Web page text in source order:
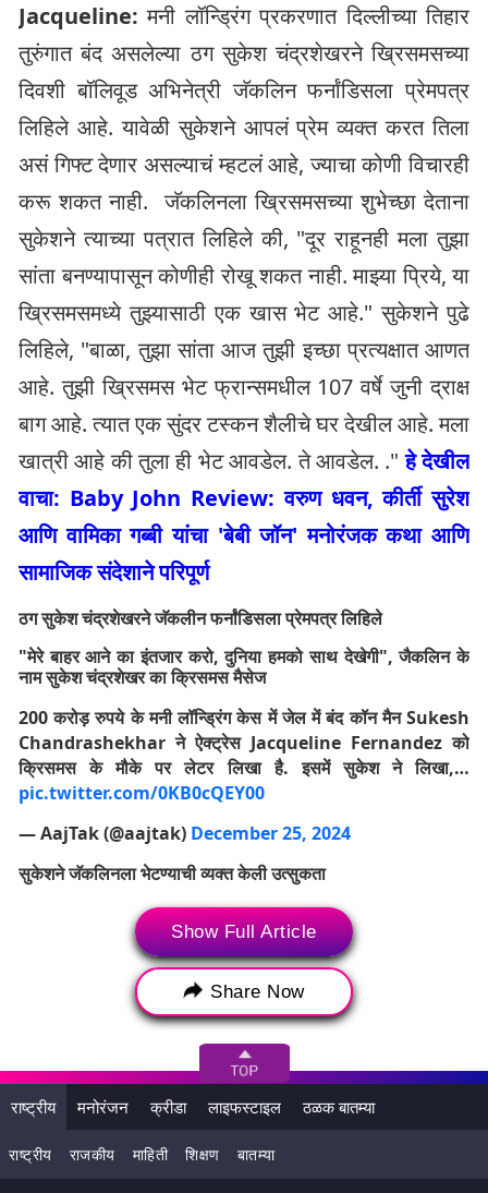
Jacqueline:मनी लॉन्ड्रिंग प्रकरणात दिल्लीच्या तिहार
तुरुंगात बंद असलेल्या ठग सुकेश चंद्रशेखरने ख्रिसमसच्या
दिवशी बॉलिवूड अभिनेत्री जॅकलिन फर्नांडिसला प्रेमपत्र
लिहिले आहे. यावेळी सुकेशने आपलं प्रेम व्यक्त करत तिला
असं गिफ्ट देणार असल्याचं म्हटलं आहे, ज्याचा कोणी विचारही
करू शकत नाही. जॅकलिनला ख्रिसमसच्या शुभेच्छा देताना
सुकेशने त्याच्या पत्रात लिहिले की, "दूर राहूनही मला तुझा
सांता बनण्यापासून कोणीही रोखू शकत नाही. माझ्या प्रिये, या
ख्रिसमसमध्ये तुझ्यासाठी एक खास भेट आहे." सुकेशने पुढे
लिहिले, "बाळा, तुझा सांता आज तुझी इच्छा प्रत्यक्षात आणत
आहे. तुझी ख्रिसमस भेट फ्रान्समधील 107 वर्षे जुनी द्राक्ष
बाग आहे. त्यात एक सुंदर टस्कन शैलीचे घर देखील आहे. मला
खात्री आहे की तुला ही भेट आवडेल. ते आवडेल. ."हे देखील
वाचा: Baby John Review: वरुण धवन, कीर्ती सुरेश
आणि वामिका गब्बी यांचा 'बेबी जॉन' मनोरंजक कथा आणि
सामाजिक संदेशाने परिपूर्ण
ठग सुकेश चंद्रशेखरने जॅकलीन फर्नांडिसला प्रेमपत्र लिहिले
"मेरे बाहर आने का इंतजार करो, दुनिया हमको साथ देखेगी", जैकलिन के
नाम सुकेश चंद्रशेखर का क्रिसमस मैसेज
200 करोड़ रुपये के मनी लॉन्ड्रिंग केस में जेल में बंद कॉन मैन Sukesh
Chandrashekhar ने ऐक्ट्रेस Jacqueline Fernandez को
क्रिसमस के मौके पर लेटर लिखा है. इसमें सुकेश ने लिखा,…
pic.twitter.com/0KB0cQEY00
— AajTak (@aajtak) December 25, 2024
सुकेशने जॅकलिनला भेटण्याची व्यक्त केली उत्सुकता
सुकेशने जॅकलीनला भेटण्याची इच्छाही सांगितली. तो म्हणाला, “मी तुझा हात
धरून या बागेतून फिरायला थांबू शकत नाही, जगाला वाटेल की मी वेडी आहे,
पण मी तुझ्या प्रेमात वेडी आहे.
Show Full Article
Share Now
राष्ट्रीय मनोरंजन क्रीडा लाइफस्टाइल ठळक बातम्या
राष्ट्रीय राजकीय माहिती शिक्षण बातम्या